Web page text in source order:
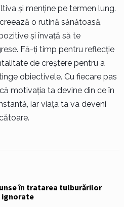
și menține pe termen lung.
o rutină sănătoasă,
și învață să te
Fă-ți timp pentru reflecție
de creștere pentru a
obiectivele. Cu fiecare pas
motivația ta devine din ce în
iar viața ta va deveni
în tratarea tulburărilor
ignorate